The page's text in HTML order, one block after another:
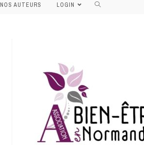
NOS AUTEURS LOGIN